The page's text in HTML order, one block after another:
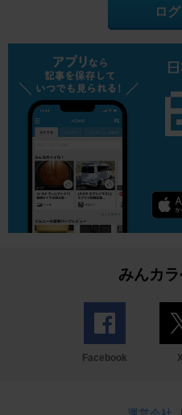
ロ
みんカ
Facebook X